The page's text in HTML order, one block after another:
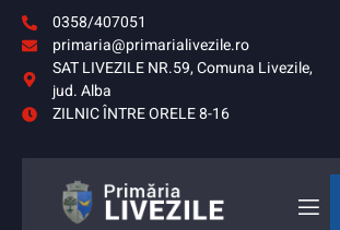
0358/407051
primaria@primarialivezile.ro
SAT LIVEZILE NR.59, Comuna Livezile,
jud. Alba
ZILNIC ÎNTRE ORELE 8-16